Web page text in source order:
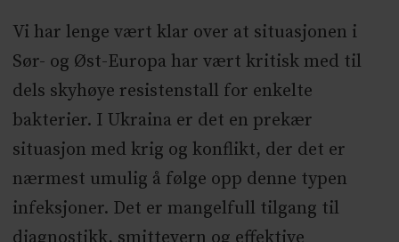
Vi har lenge vært klar over at situasjonen i
Sør- og Øst-Europa har vært kritisk med til
dels skyhøye resistenstall for enkelte
bakterier. I Ukraina er det en prekær
situasjon med krig og konflikt, der det er
nærmest umulig å følge opp denne typen
infeksjoner. Det er mangelfull tilgang til